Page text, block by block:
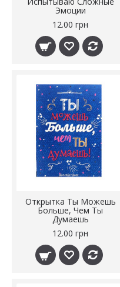
Эмоции
12.00 грн
Открытка Ты Можешь
Больше, Чем Ты
Думаешь
12.00 грн